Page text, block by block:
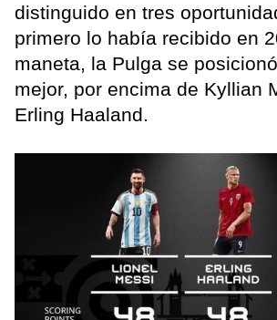
distinguido en tres
primero lo había recibido en
maneta, la Pulga se
mejor, por encima de Kyllian
Erling Haaland.